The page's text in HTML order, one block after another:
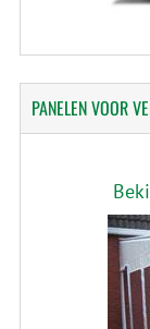
PANELENVOOR